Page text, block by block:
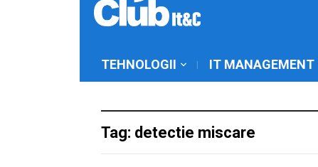
TEHNOLOGII IT MANAGEMENT
Tag: detectie miscare